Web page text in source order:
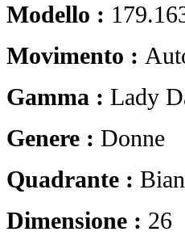
Modello :
Movimento :
Gamma : Lady
Genere : Donne
Quadrante :
Dimensione : 26